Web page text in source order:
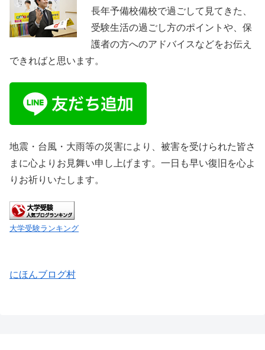
長年予備校備校で過ごして見てきた、
受験生活の過ごし方のポイントや、保
護者の方へのアドバイスなどをお伝え
できればと思います。
地震・台風・大雨等の災害により、被害を受けられた皆さ
まに心よりお見舞い申し上げます。一日も早い復旧を心よ
りお祈りいたします。
大学受験ランキング
にほんブログ村